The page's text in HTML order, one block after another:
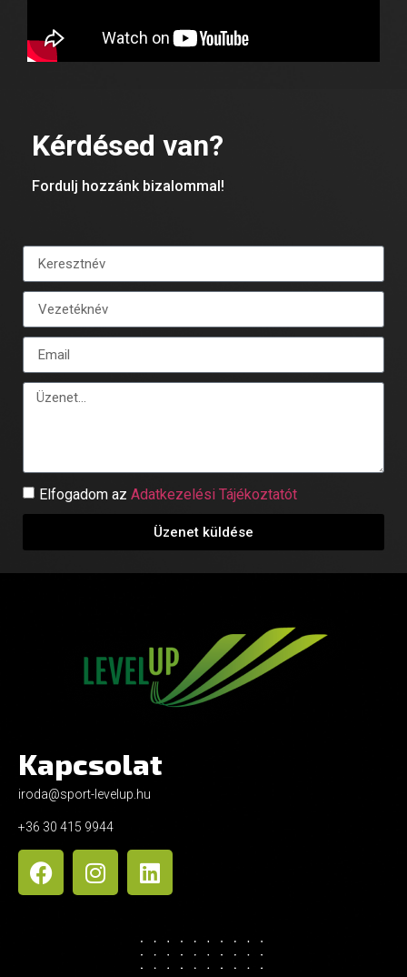
Kérdésed van?
Fordulj hozzánk bizalommal!
Elfogadom az Adatkezelési Tájékoztatót
Üzenet küldése
Kapcsolat
iroda@sport-levelup.hu
+36 30 415 9944